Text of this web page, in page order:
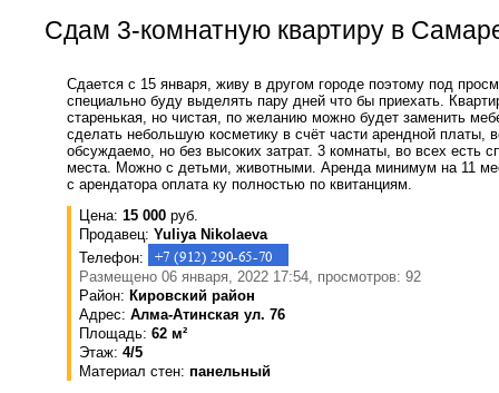
Сдам 3-комнатную квартиру в
Сдается с 15 января, живу в другом городе поэтому под
специально буду выделять пару дней что бы приехать.
старенькая, но чистая, по желанию можно будет заменить
сделать небольшую косметику в счёт части арендной платы,
обсуждаемо, но без высоких затрат. 3 комнаты, во всех есть
места. Можно с детьми, животными. Аренда минимум на 11
с арендатора оплата ку полностью по квитанциям.
Цена: 15 000 руб.
Продавец: Yuliya Nikolaeva
Телефон:
Размещено 06 января, 2022 17:54, просмотров: 92
Район: Кировский район
Адрес: Алма-Атинская ул. 76
Площадь: 62 м²
Этаж: 4/5
Материал стен: панельный